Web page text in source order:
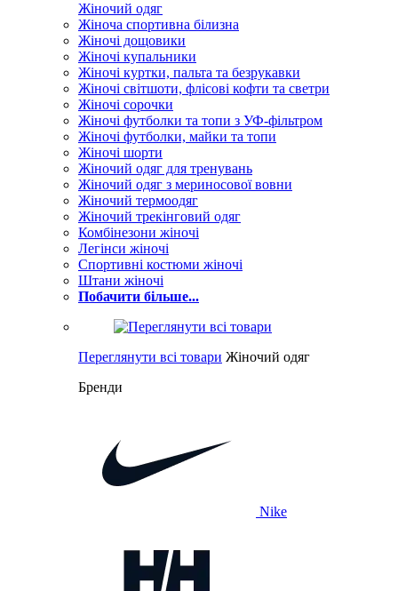
Жіночий одяг
Жіноча спортивна білизна
Жіночі дощовики
Жіночі купальники
Жіночі куртки, пальта та безрукавки
Жіночі світшоти, флісові кофти та светри
Жіночі сорочки
Жіночі футболки та топи з УФ-фільтром
Жіночі футболки, майки та топи
Жіночі шорти
Жіночий одяг для тренувань
Жіночий одяг з мериносової вовни
Жіночий термоодяг
Жіночий трекінговий одяг
Комбінезони жіночі
Легінси жіночі
Спортивні костюми жіночі
Штани жіночі
Побачити більше...
Переглянути всі товари Жіночий одяг
Бренди
Nike